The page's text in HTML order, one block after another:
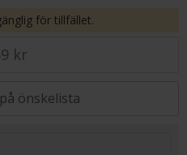
för tillfället.
kr
önskelista